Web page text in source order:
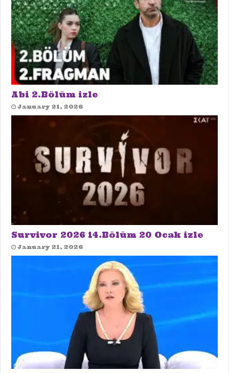
Abi 2.Bölüm izle
January 21, 2026
Survivor 2026 14.Bölüm 20 Ocak izle
January 21, 2026